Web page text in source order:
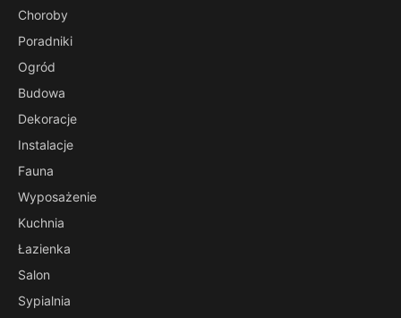
Choroby
Poradniki
Ogród
Budowa
Dekoracje
Instalacje
Fauna
Wyposażenie
Kuchnia
Łazienka
Salon
Sypialnia